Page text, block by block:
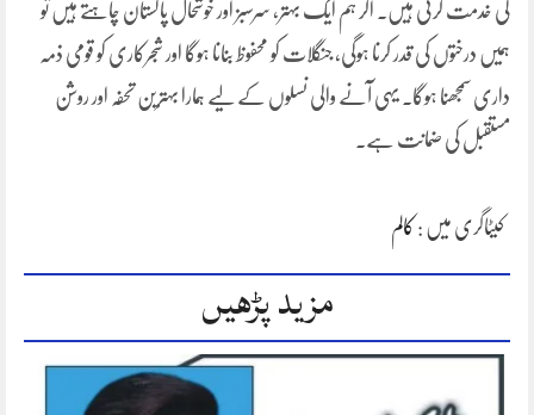
کی خدمت کرتی ہیں۔ اگر ہم ایک بہتر، سرسبز اور خوشحال پاکستان چاہتے ہیں تو
ہمیں درختوں کی قدر کرنا ہوگی، جنگلات کو محفوظ بنانا ہوگا اور شجرکاری کو قومی ذمہ
داری سمجھنا ہوگا۔ یہی آنے والی نسلوں کے لیے ہمارا بہترین تحفہ اور روشن
مستقبل کی ضمانت ہے۔
کیٹاگری میں : کالم
مزید پڑھیں